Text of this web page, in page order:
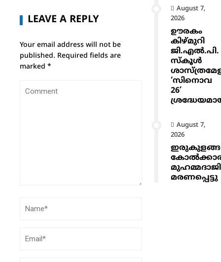
LEAVE A REPLY
Your email address will not be
published. Required fields are
marked *
August 7,
2026
ഊരകം
കിഴ്മുറി
ജി.എൽ.പി.
സ്കൂൾ
‘സിനൊവ
26’
August 7,
2026
മുഹമ്മദാജി
മരണപ്പെട്ടു